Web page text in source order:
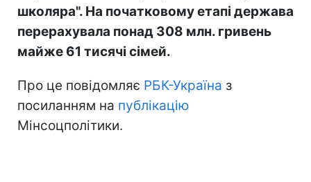
школяра". На початковому етапі держава
перерахувала понад 308 млн. гривень
майже 61 тисячі сімей.
Про це повідомляє РБК-Україна з
посиланням на публікацію
Мінсоцполітики.